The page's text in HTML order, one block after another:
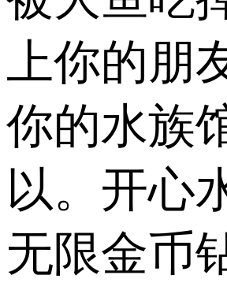
上你的朋
你的水族
以。开心
无限金币